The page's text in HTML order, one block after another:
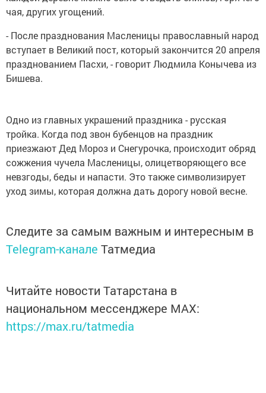
чая, других угощений.
- После празднования Масленицы православный народ
вступает в Великий пост, который закончится 20 апреля
празднованием Пасхи, - говорит Людмила Конычева из
Бишева.
Одно из главных украшений праздника - русская
тройка. Когда под звон бубенцов на праздник
приезжают Дед Мороз и Снегурочка, происходит обряд
сожжения чучела Масленицы, олицетворяющего все
невзгоды, беды и напасти. Это также символизирует
уход зимы, которая должна дать дорогу новой весне.
Следите за самым важным и интересным в
Telegram-канале Татмедиа
Читайте новости Татарстана в
национальном мессенджере MАХ:
https://max.ru/tatmedia